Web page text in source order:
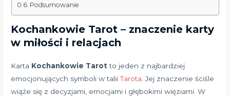
Podsumowanie
Kochankowie Tarot – znaczenie karty
w miłości i relacjach
Karta Kochankowie Tarotto jeden z najbardziej
emocjonujących symboli w taliiTarota . Jej znaczenie ściśle
wiąże się z decyzjami, emocjami i głębokimi więziami. W